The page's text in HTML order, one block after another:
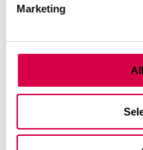
Marketing